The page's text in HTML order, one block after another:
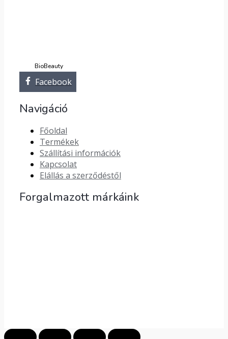
BioBeauty
Facebook
Navigáció
Főoldal
Termékek
Szállítási információk
Kapcsolat
Elállás a szerződéstől
Forgalmazott márkáink